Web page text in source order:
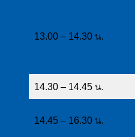
13.00 – 14.30 น.
14.30 – 14.45 น.
14.45 – 16.30 น.